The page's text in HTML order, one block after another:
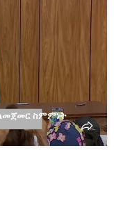
ለመጀመር ስምምነት